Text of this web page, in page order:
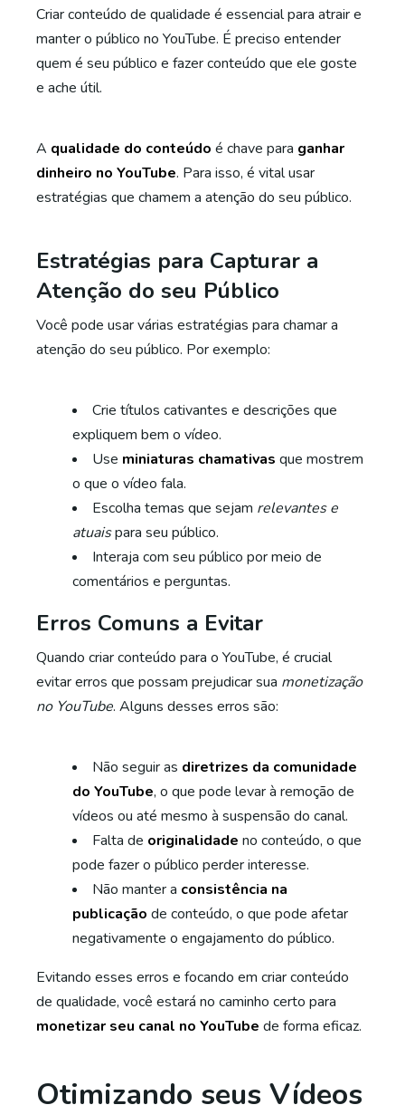
Criar conteúdo de qualidade é essencial para atrair e
manter o público no YouTube. É preciso entender
quem é seu público e fazer conteúdo que ele goste
e ache útil.
A qualidade do conteúdo é chave para ganhar
dinheiro no YouTube. Para isso, é vital usar
estratégias que chamem a atenção do seu público.
Estratégias para Capturar a
Atenção do seu Público
Você pode usar várias estratégias para chamar a
atenção do seu público. Por exemplo:
Crie títulos cativantes e descrições que
expliquem bem o vídeo.
Use miniaturas chamativas que mostrem
o que o vídeo fala.
Escolha temas que sejam relevantes e
atuaispara seu público.
Interaja com seu público por meio de
comentários e perguntas.
Erros Comuns a Evitar
Quando criar conteúdo para o YouTube, é crucial
evitar erros que possam prejudicar sua monetização
no YouTube. Alguns desses erros são:
Não seguir as diretrizes da comunidade
do YouTube, o que pode levar à remoção de
vídeos ou até mesmo à suspensão do canal.
Falta de originalidade no conteúdo, o que
pode fazer o público perder interesse.
Não manter a consistência na
publicação de conteúdo, o que pode afetar
negativamente o engajamento do público.
Evitando esses erros e focando em criar conteúdo
de qualidade, você estará no caminho certo para
monetizar seu canal no YouTube de forma eficaz.
Otimizando seus Vídeos